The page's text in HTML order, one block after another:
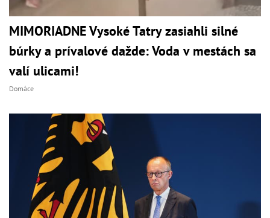
MIMORIADNE Vysoké Tatry zasiahli silné
búrky a prívalové dažde: Voda v mestách sa
valí ulicami!
Domáce